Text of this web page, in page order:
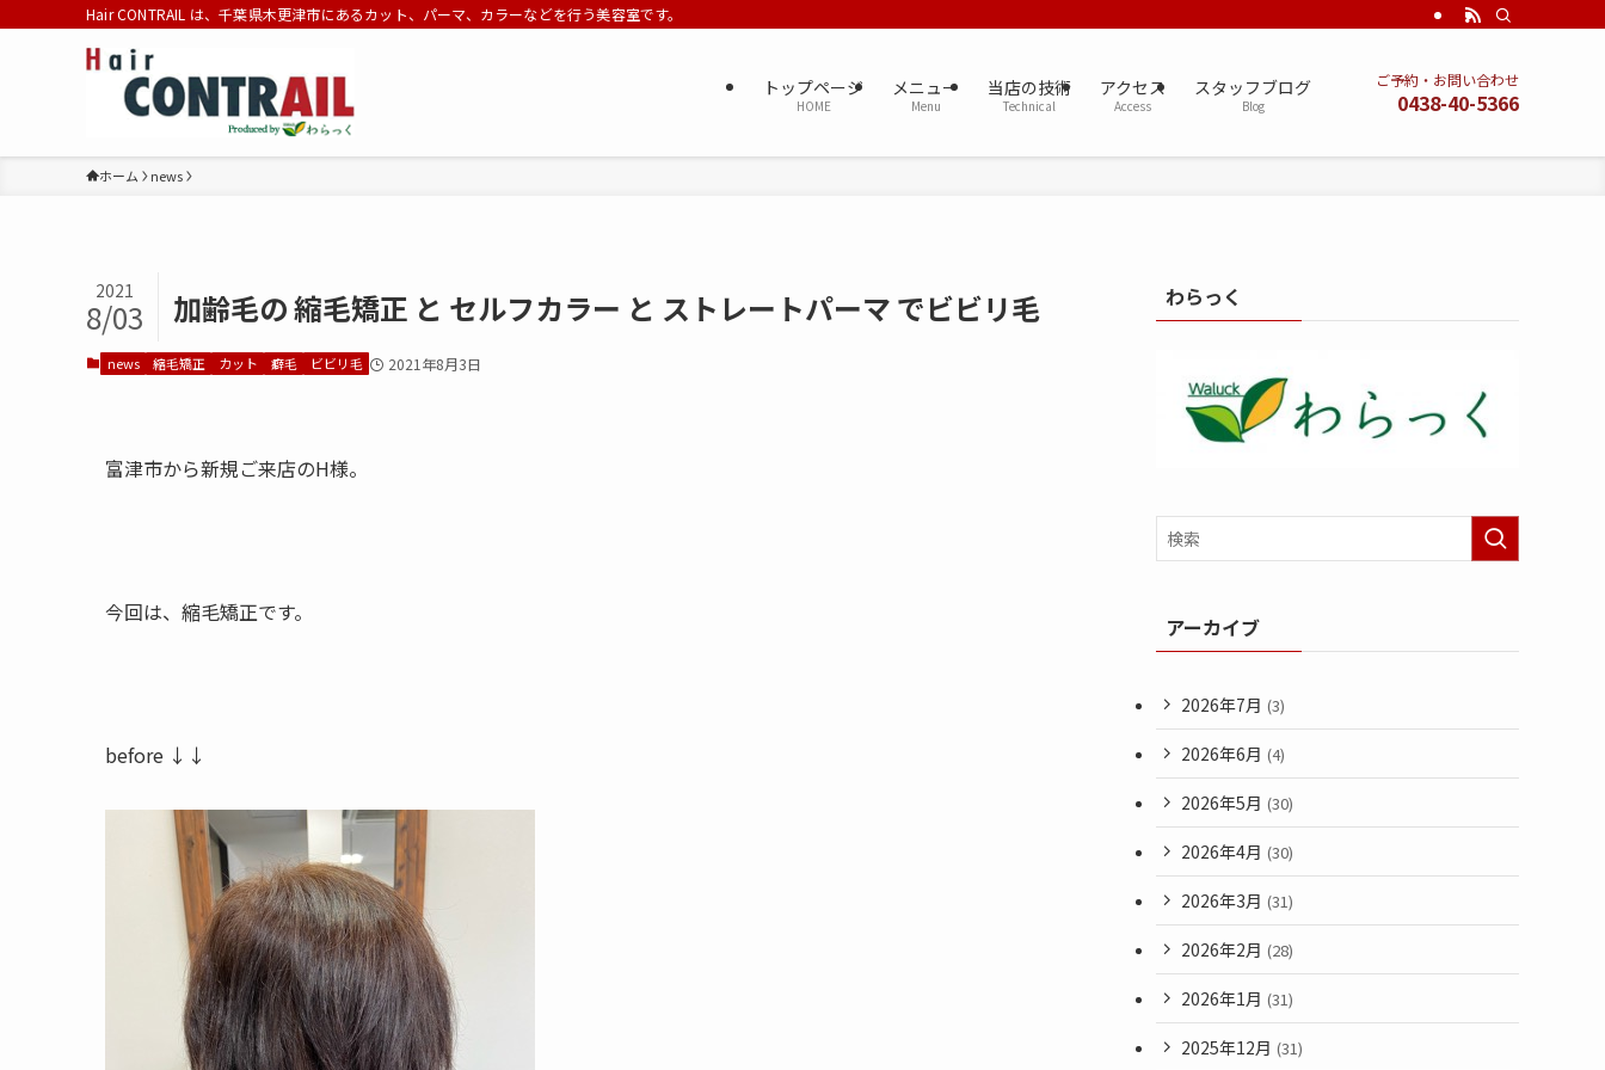
Hair CONTRAIL は、千葉県木更津市にあるカット、パーマ、カラーなどを行う美容室です。
トップページ
HOME
メニュー
Menu
当店の技術
Technical
アクセス
Access
スタッフブログ
Blog
ご予約・お問い合わせ
0438-40-5366
ホーム news
加齢毛の 縮毛矯正 と セルフカラー と ストレートパーマ でビビリ毛
2021
8/03
news 縮毛矯正 カット 癖毛 ビビリ毛 2021年8月3日
富津市から新規ご来店のH様。
今回は、縮毛矯正です。
before ↓↓
わらっく
アーカイブ
2026年7月 (3)
2026年6月 (4)
2026年5月 (30)
2026年4月 (30)
2026年3月 (31)
2026年2月 (28)
2026年1月 (31)
2025年12月 (31)